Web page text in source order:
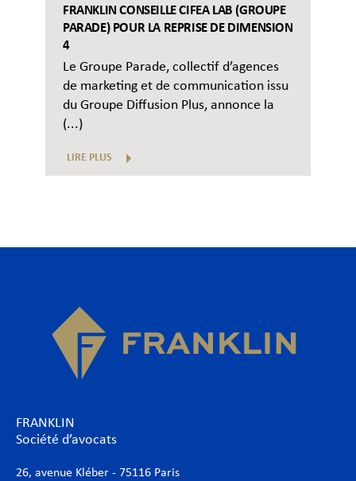
FRANKLIN CONSEILLE CIFEA LAB (GROUPE
PARADE) POUR LA REPRISE DE DIMENSION
4
Le Groupe Parade, collectif d’agences
de marketing et de communication issu
du Groupe Diffusion Plus, annonce la
(...)
LIRE PLUS
FRANKLIN
Société d’avocats
26, avenue Kléber - 75116 Paris